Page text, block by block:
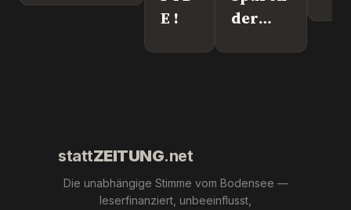
E !
der
stattZEITUNG.net
Die unabhängige Stimme vom Bodensee —
leserfinanziert, unbeeinflusst,